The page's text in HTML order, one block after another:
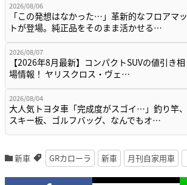
2026/08/06
「この発想はなかった…」革新的なフロアマッ
トが登場。純正品をそのまま活かせる…
2026/08/07
【2026年8月最新】コンパクトSUVの値引き相
場情報！ ヤリスクロス・ヴェ…
2026/08/04
大人気トヨタ車「完成度がスゴイ…」釣り竿、
スキー板、ゴルフバッグ、なんでもオ…
新車 GRカローラ 新車 月刊自家用車